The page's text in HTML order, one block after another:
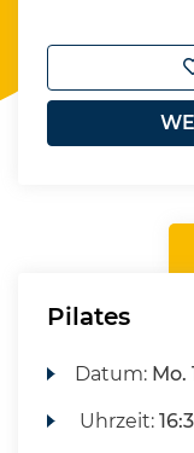
Pilates
Datum: Mo.
Uhrzeit: